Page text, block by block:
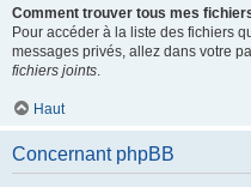
Comment trouver tous mes
Pour accéder à la liste des fichiers
messages privés, allez dans votre
fichiers joints.
Haut
Concernant phpBB